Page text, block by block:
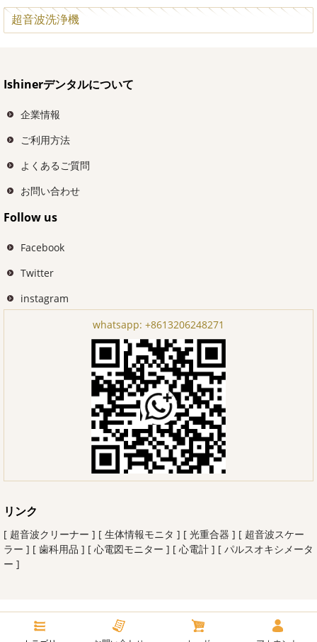
超音波洗浄機
Ishinerデンタルについて
企業情報
ご利用方法
よくあるご質問
お問い合わせ
Follow us
Facebook
Twitter
instagram
whatsapp: +8613206248271
リンク
[ 超音波クリーナー ] [ 生体情報モニタ ] [ 光重合器 ] [ 超音波スケー
ラー ] [ 歯科用品 ] [ 心電図モニター ] [ 心電計 ] [ パルスオキシメータ
ー ]
Copyright© 2026 ishinerデンタル All rights reserved.